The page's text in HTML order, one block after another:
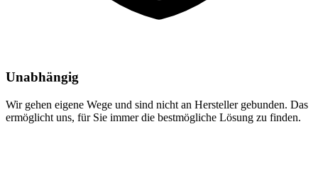
Unabhängig
Wir gehen eigene Wege und sind nicht an Hersteller gebunden. Das
ermöglicht uns, für Sie immer die bestmögliche Lösung zu finden.